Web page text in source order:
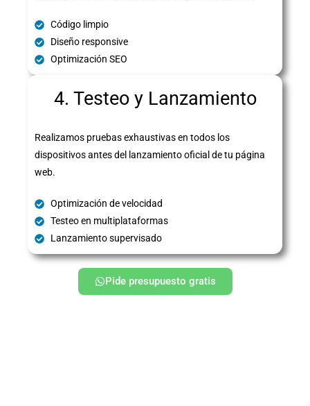
Código limpio
Diseño responsive
Optimización SEO
4. Testeo y Lanzamiento
Realizamos pruebas exhaustivas en todos los
dispositivos antes del lanzamiento oficial de tu página
web.
Optimización de velocidad
Testeo en multiplataformas
Lanzamiento supervisado
Pide presupuesto gratis